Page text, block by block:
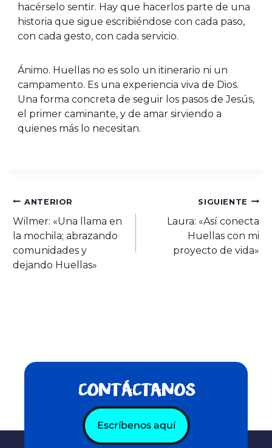
hacérselo sentir. Hay que hacerlos parte de una
historia que sigue escribiéndose con cada paso,
con cada gesto, con cada servicio.
Ánimo. Huellas no es solo un itinerario ni un
campamento. Es una experiencia viva de Dios.
Una forma concreta de seguir los pasos de Jesús,
el primer caminante, y de amar sirviendo a
quienes más lo necesitan.
ANTERIOR
Wilmer: «Una llama en
la mochila; abrazando
comunidades y
dejando Huellas»
SIGUIENTE
Laura: «Así conecta
Huellas con mi
proyecto de vida»
CONTÁCTANOS
Escríbenos aquí